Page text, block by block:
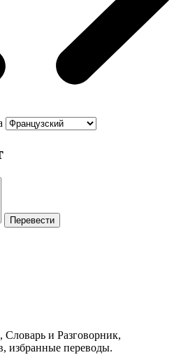
Словарь и Разговорник,
избранные переводы.